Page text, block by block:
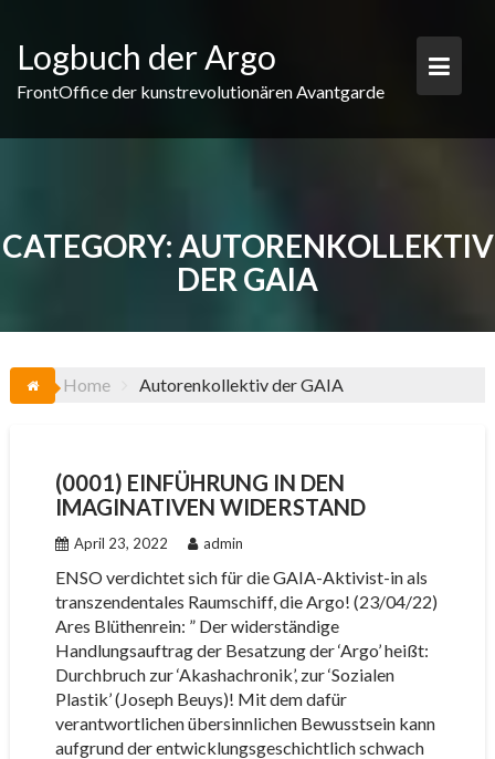
content
Logbuch der Argo
FrontOffice der kunstrevolutionären Avantgarde
CATEGORY: AUTORENKOLLEKTIV
DER GAIA
Home Autorenkollektiv der GAIA
(0001) EINFÜHRUNG IN DEN
IMAGINATIVEN WIDERSTAND
April 23, 2022 admin
ENSO verdichtet sich für die GAIA-Aktivist-in als
transzendentales Raumschiff, die Argo! (23/04/22)
Ares Blüthenrein: ” Der widerständige
Handlungsauftrag der Besatzung der ‘Argo’ heißt:
Durchbruch zur ‘Akashachronik’, zur ‘Sozialen
Plastik’ (Joseph Beuys)! Mit dem dafür
verantwortlichen übersinnlichen Bewusstsein kann
aufgrund der entwicklungsgeschichtlich schwach